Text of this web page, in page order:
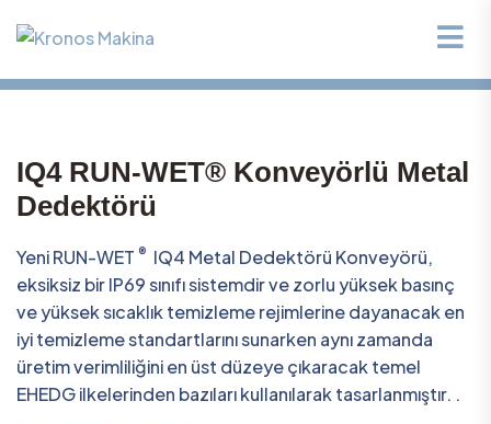
IQ4 RUN-WET® Konveyörlü Metal
Dedektörü
Yeni RUN-WET ® IQ4 Metal Dedektörü Konveyörü,
eksiksiz bir IP69 sınıfı sistemdir ve zorlu yüksek basınç
ve yüksek sıcaklık temizleme rejimlerine dayanacak en
iyi temizleme standartlarını sunarken aynı zamanda
üretim verimliliğini en üst düzeye çıkaracak temel
EHEDG ilkelerinden bazıları kullanılarak tasarlanmıştır. .